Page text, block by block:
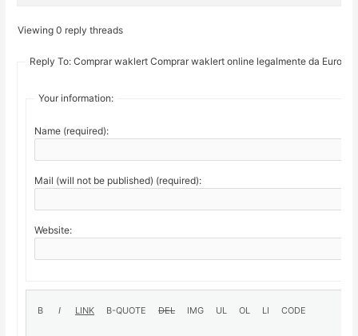
Viewing 0 reply threads
Reply To: Comprar waklert Comprar waklert online legalmente da Europa
Your information:
Name (required):
Mail (will not be published) (required):
Website: